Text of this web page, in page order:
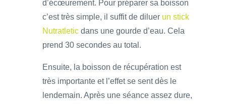
d’écœurement. Pour préparer sa boisson
c’est très simple, il suffit de diluer un stick
Nutratletic dans une gourde d’eau. Cela
prend 30 secondes au total.
Ensuite, la boisson de récupération est
très importante et l’effet se sent dès le
lendemain. Après une séance assez dure,